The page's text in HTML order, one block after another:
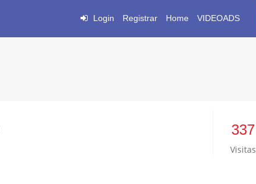
Login Registrar Home VIDEOADS
337
Visitas